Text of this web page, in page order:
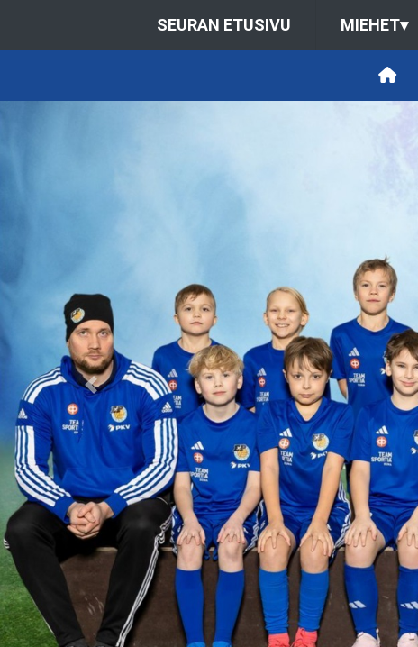
SEURAN ETUSIVU MIEHET▾
Previous